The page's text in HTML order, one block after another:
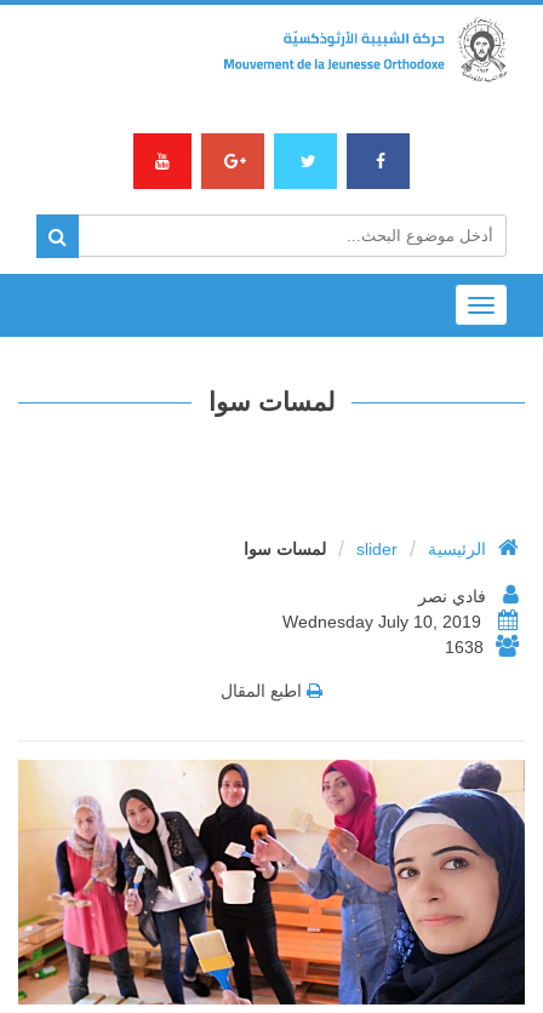
Toggle
navigation
لمسات سوا
الرئيسية /
slider
/ لمسات سوا
فادي نصر
1638
اطبع المقال